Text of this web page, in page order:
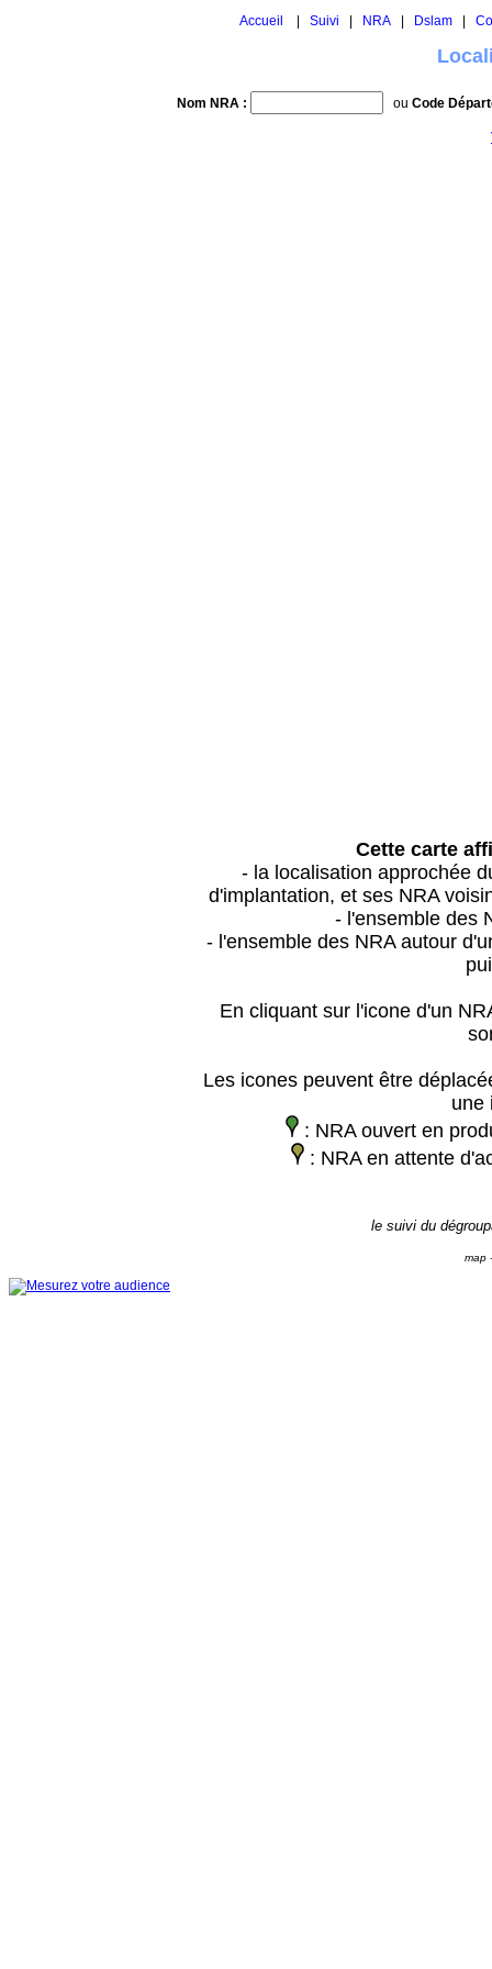
Accueil Suivi NRA Dslam
Nom NRA : ou Code
Cette carte
- la localisation approchée
d'implantation, et ses NRA
- l'ensemble des
- l'ensemble des NRA autour
En cliquant sur l'icone d'un
Les icones peuvent être
une
: NRA ouvert en
: NRA en attente
le suivi du
map